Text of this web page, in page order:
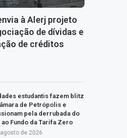
à Alerj projeto
de dívidas e
de créditos
estudantis fazem blitz
de Petrópolis e
pela derrubada do
Fundo da Tarifa Zero
de 2026